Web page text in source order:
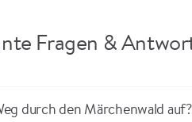
Fragen &
durch den Märchenwald auf?